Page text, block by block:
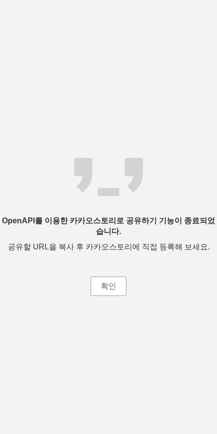
OpenAPI를 이용한 카카오스토리로 공유하기 기능이 종료되었
습니다.
공유할 URL을 복사 후 카카오스토리에 직접 등록해 보세요.
확인